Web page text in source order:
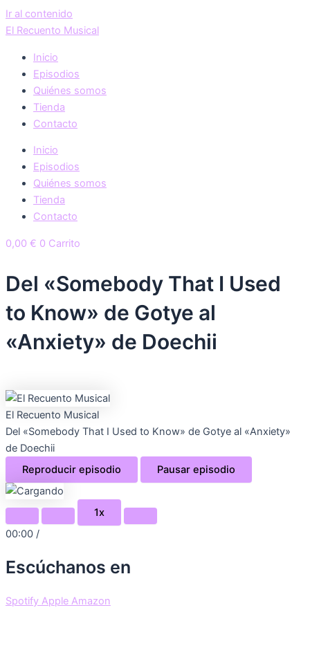
Ir al contenido
El Recuento Musical
Inicio
Episodios
Quiénes somos
Tienda
Contacto
Inicio
Episodios
Quiénes somos
Tienda
Contacto
0,00 € 0 Carrito
Del «Somebody That I Used
to Know» de Gotye al
«Anxiety» de Doechii
El Recuento Musical
Del «Somebody That I Used to Know» de Gotye al «Anxiety»
de Doechii
Reproducir episodio
Pausar episodio
1x
00:00 /
Escúchanos en
Spotify Apple Amazon